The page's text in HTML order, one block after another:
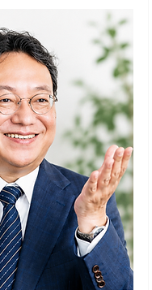
社長塾